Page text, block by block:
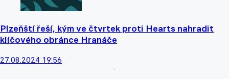
Plzeňští řeší, kým ve čtvrtek proti Hearts nahradit
klíčového obránce Hranáče
27.08.2024 19:56